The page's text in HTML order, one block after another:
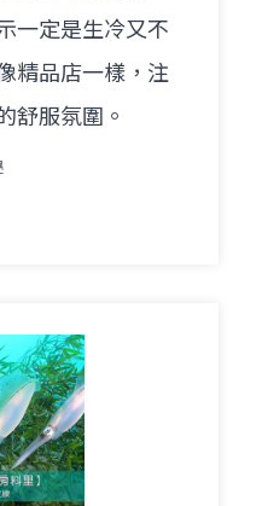
一定是生冷又不
精品店一樣，注
舒服氛圍。